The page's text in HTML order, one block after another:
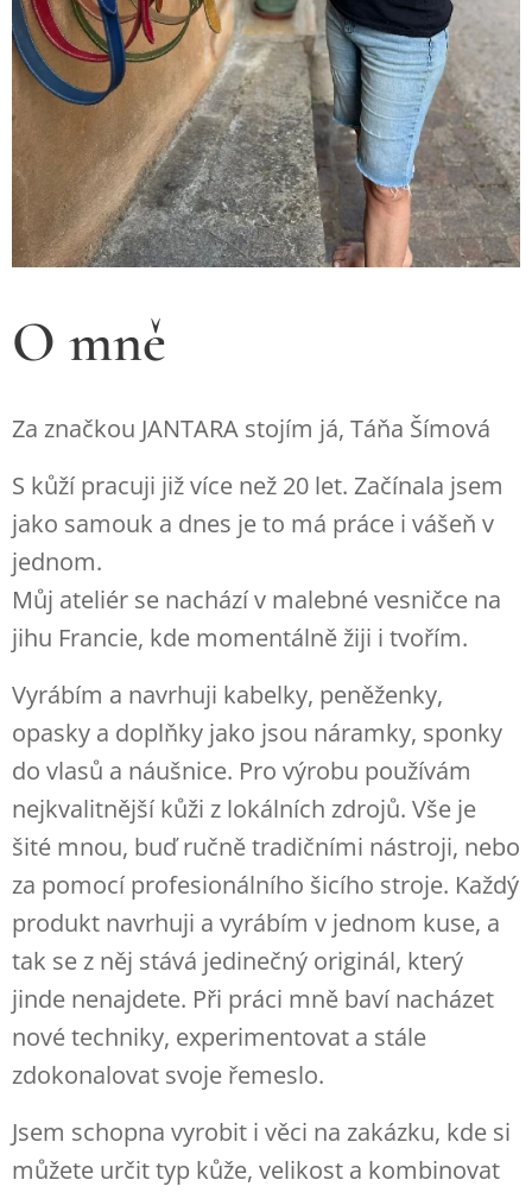
O mně
Za značkou JANTARA stojím já, Táňa Šímová
S kůží pracuji již více než 20 let. Začínala jsem
jako samouk a dnes je to má práce i vášeň v
jednom.
Můj ateliér se nachází v malebné vesničce na
jihu Francie, kde momentálně žiji i tvořím.
Vyrábím a navrhuji kabelky, peněženky,
opasky a doplňky jako jsou náramky, sponky
do vlasů a náušnice. Pro výrobu používám
nejkvalitnější kůži z lokálních zdrojů. Vše je
šité mnou, buď ručně tradičními nástroji, nebo
za pomocí profesionálního šicího stroje. Každý
produkt navrhuji a vyrábím v jednom kuse, a
tak se z něj stává jedinečný originál, který
jinde nenajdete. Při práci mně baví nacházet
nové techniky, experimentovat a stále
zdokonalovat svoje řemeslo.
Jsem schopna vyrobit i věci na zakázku, kde si
můžete určit typ kůže, velikost a kombinovat